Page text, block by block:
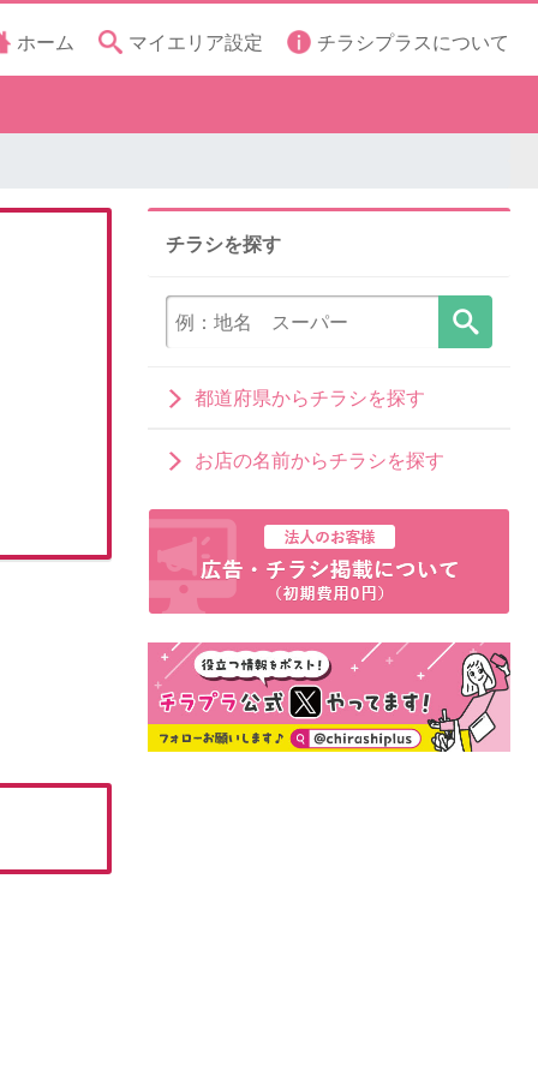
ホーム マイエリア設定 チラシプラスについて
チラシを探す
都道府県からチラシを探す
お店の名前からチラシを探す